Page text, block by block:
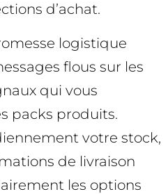
d’achat.
logistique
flous sur les
qui vous
packs produits.
votre stock,
de livraison
les options